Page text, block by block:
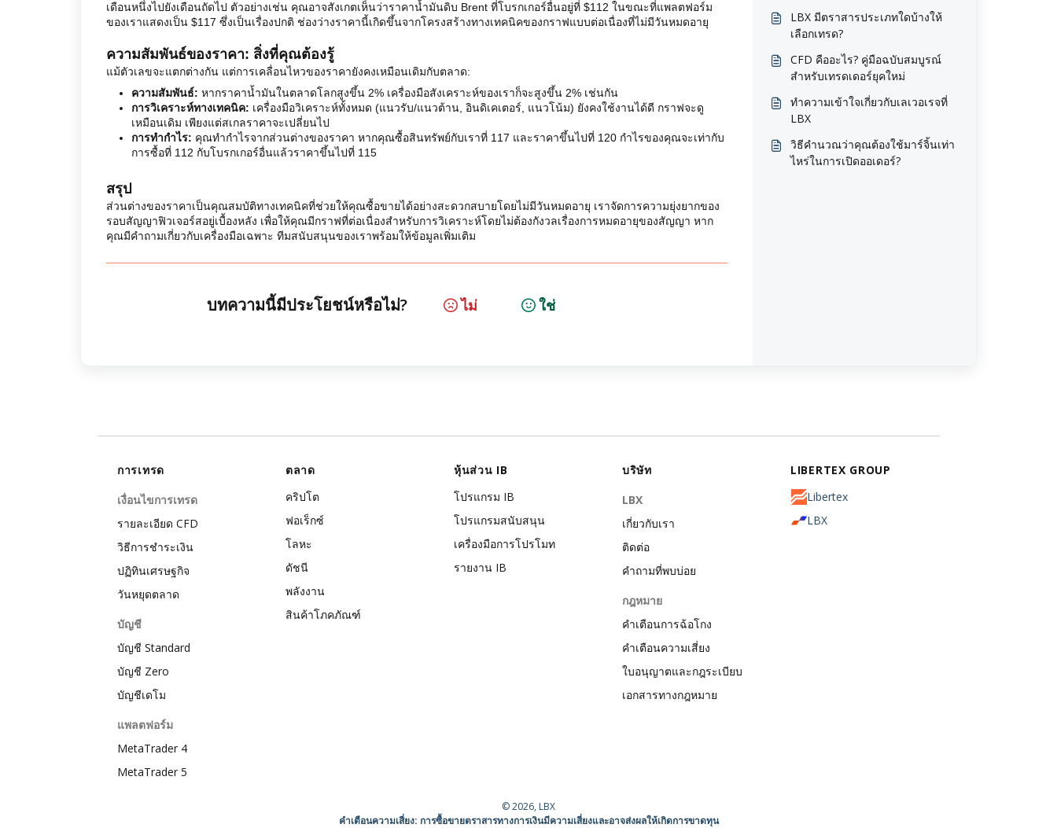
เดือนหนึ่งไปยังเดือนถัดไป ตัวอย่างเช่น คุณอาจสังเกตเห็นว่าราคาน้ำมันดิบ Brent ที่โบรกเกอร์อื่นอยู่ที่ $112 ในขณะที่แพลตฟอร์ม
ของเราแสดงเป็น $117 ซึ่งเป็นเรื่องปกติ ช่องว่างราคานี้เกิดขึ้นจากโครงสร้างทางเทคนิคของกราฟแบบต่อเนื่องที่ไม่มีวันหมดอายุ
ความสัมพันธ์ของราคา: สิ่งที่คุณต้องรู้
แม้ตัวเลขจะแตกต่างกัน แต่การเคลื่อนไหวของราคายังคงเหมือนเดิมกับตลาด:
ความสัมพันธ์: หากราคาน้ำมันในตลาดโลกสูงขึ้น 2% เครื่องมือสังเคราะห์ของเราก็จะสูงขึ้น 2% เช่นกัน
การวิเคราะห์ทางเทคนิค: เครื่องมือวิเคราะห์ทั้งหมด (แนวรับ/แนวต้าน, อินดิเคเตอร์, แนวโน้ม) ยังคงใช้งานได้ดี กราฟจะดู
เหมือนเดิม เพียงแต่สเกลราคาจะเปลี่ยนไป
การทำกำไร: คุณทำกำไรจากส่วนต่างของราคา หากคุณซื้อสินทรัพย์กับเราที่ 117 และราคาขึ้นไปที่ 120 กำไรของคุณจะเท่ากับ
การซื้อที่ 112 กับโบรกเกอร์อื่นแล้วราคาขึ้นไปที่ 115
สรุป
ส่วนต่างของราคาเป็นคุณสมบัติทางเทคนิคที่ช่วยให้คุณซื้อขายได้อย่างสะดวกสบายโดยไม่มีวันหมดอายุ เราจัดการความยุ่งยากของ
รอบสัญญาฟิวเจอร์สอยู่เบื้องหลัง เพื่อให้คุณมีกราฟที่ต่อเนื่องสำหรับการวิเคราะห์โดยไม่ต้องกังวลเรื่องการหมดอายุของสัญญา หาก
คุณมีคำถามเกี่ยวกับเครื่องมือเฉพาะ ทีมสนับสนุนของเราพร้อมให้ข้อมูลเพิ่มเติม
บทความนี้มีประโยชน์หรือไม่? ไม่ ใช่
LBX มีตราสารประเภทใดบ้างให้
เลือกเทรด?
CFD คืออะไร? คู่มือฉบับสมบูรณ์
สำหรับเทรดเดอร์ยุคใหม่
ทำความเข้าใจเกี่ยวกับเลเวอเรจที่
LBX
วิธีคำนวณว่าคุณต้องใช้มาร์จิ้นเท่า
ไหร่ในการเปิดออเดอร์?
การเทรด
เงื่อนไขการเทรด
รายละเอียด CFD
วิธีการชำระเงิน
ปฏิทินเศรษฐกิจ
วันหยุดตลาด
บัญชี
บัญชี Standard
บัญชี Zero
บัญชีเดโม
แพลตฟอร์ม
MetaTrader 4
MetaTrader 5
ตลาด
คริปโต
ฟอเร็กซ์
โลหะ
ดัชนี
พลังงาน
สินค้าโภคภัณฑ์
หุ้นส่วน IB
โปรแกรม IB
โปรแกรมสนับสนุน
เครื่องมือการโปรโมท
รายงาน IB
บริษัท
LBX
เกี่ยวกับเรา
ติดต่อ
คำถามที่พบบ่อย
กฎหมาย
คำเตือนการฉ้อโกง
คำเตือนความเสี่ยง
ใบอนุญาตและกฎระเบียบ
เอกสารทางกฎหมาย
LIBERTEX GROUP
Libertex
LBX
© 2026, LBX
คำเตือนความเสี่ยง: การซื้อขายตราสารทางการเงินมีความเสี่ยงและอาจส่งผลให้เกิดการขาดทุน